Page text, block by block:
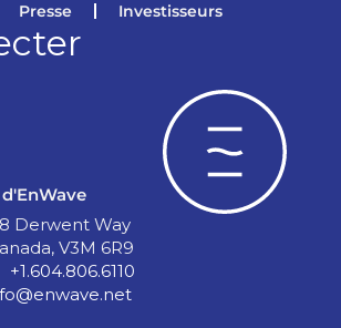
Presse Investisseurs
Derwent Way
V3M 6R9
+1.604.806.6110